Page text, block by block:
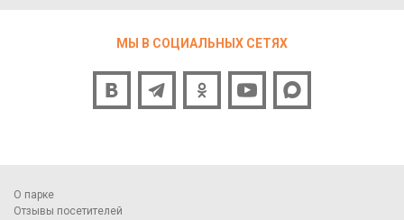
МЫ В СОЦИАЛЬНЫХ СЕТЯХ
О парке
Отзывы посетителей